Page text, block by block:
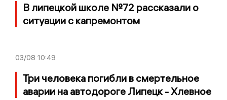
В липецкой школе №72 рассказали о
ситуации с капремонтом
03/08 10:49
Три человека погибли в смертельное
аварии на автодороге Липецк - Хлевное